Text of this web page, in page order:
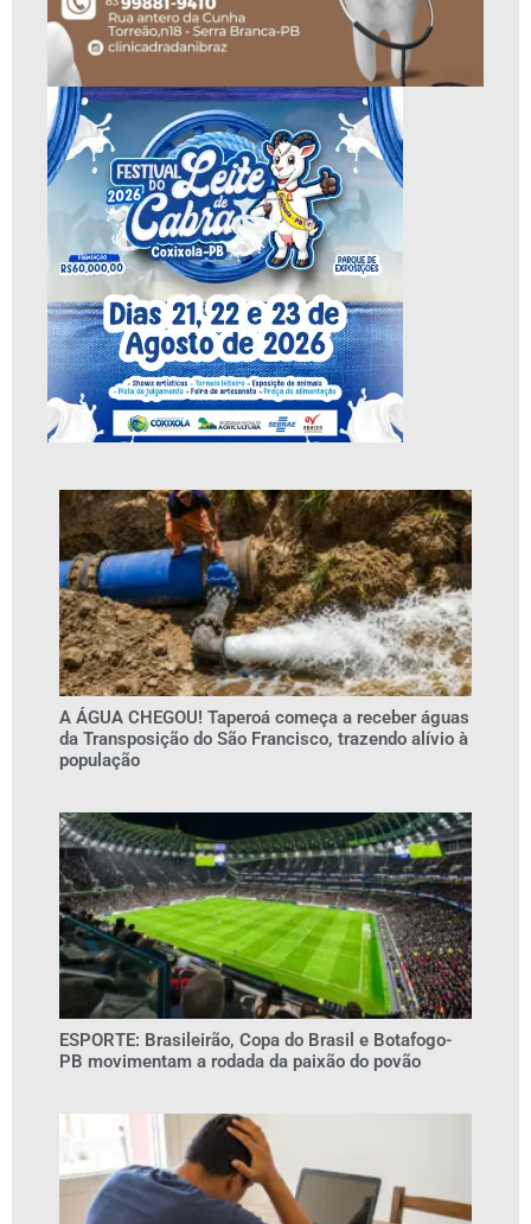
A ÁGUA CHEGOU! Taperoá começa a receber águas
da Transposição do São Francisco, trazendo alívio à
população
ESPORTE: Brasileirão, Copa do Brasil e Botafogo-
PB movimentam a rodada da paixão do povão